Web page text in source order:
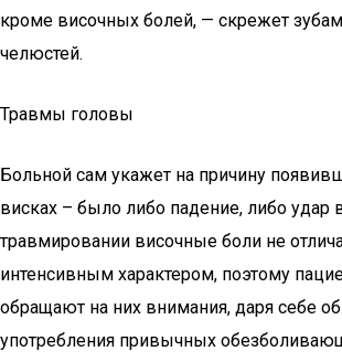
кроме височных болей, — скрежет
челюстей.
Травмы головы
Больной сам укажет на причину
висках – было либо падение, либо удар
травмировании височные боли не
интенсивным характером, поэтому
обращают на них внимания, даря себе
употребления привычных